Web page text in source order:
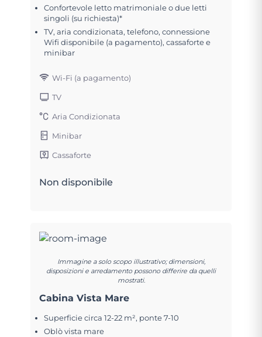
Confortevole letto matrimoniale o due letti
singoli (su richiesta)*
TV, aria condizionata, telefono, connessione
Wifi disponibile (a pagamento), cassaforte e
minibar
Wi-Fi (a pagamento)
TV
Aria Condizionata
Minibar
Cassaforte
Non disponibile
Immagine a solo scopo illustrativo; dimensioni,
disposizioni e arredamento possono differire da quelli
mostrati.
Cabina Vista Mare
Superficie circa 12-22 m², ponte 7-10
Oblò vista mare